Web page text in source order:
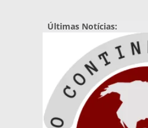
para
conteúdo
Últimas Notícias: